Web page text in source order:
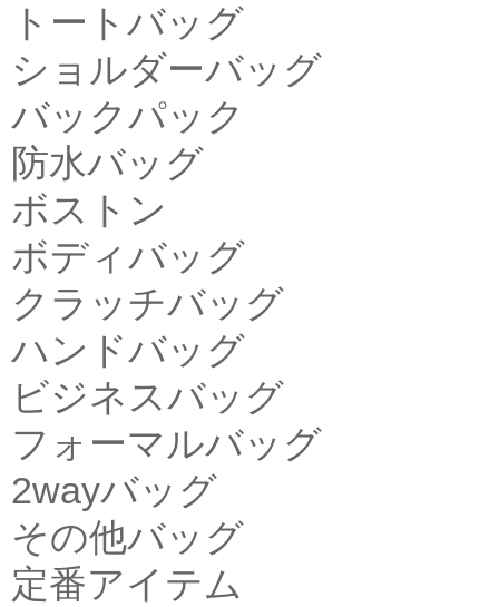
トートバッグ
ショルダーバッグ
バックパック
防水バッグ
ボストン
ボディバッグ
クラッチバッグ
ハンドバッグ
ビジネスバッグ
フォーマルバッグ
2wayバッグ
その他バッグ
定番アイテム